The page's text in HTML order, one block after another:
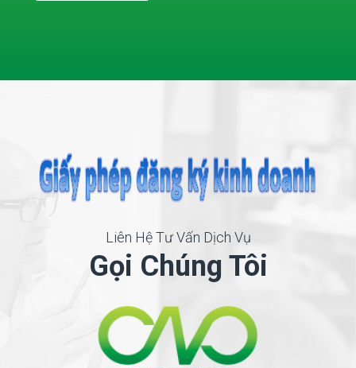
Liên Hệ Tư Vấn Dịch Vụ
Gọi Chúng Tôi